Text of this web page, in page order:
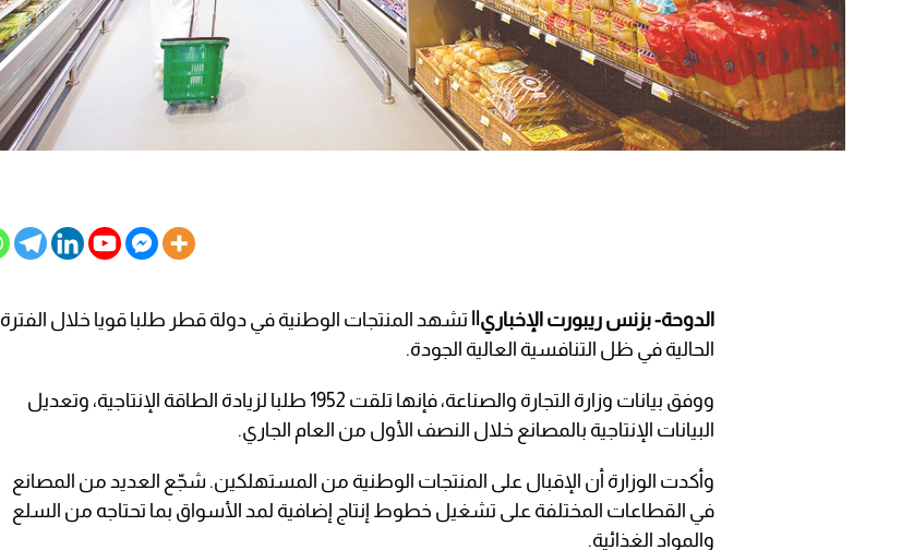
الدوحة- بزنس ريبورت الإخباري|| تشهد المنتجات الوطنية في دولة قطر طلبا قويا خلال الفترة
الحالية في ظل التنافسية العالية الجودة.
ووفق بيانات وزارة التجارة والصناعة، فإنها تلقت 1952 طلبا لزيادة الطاقة الإنتاجية، وتعديل
البيانات الإنتاجية بالمصانع خلال النصف الأول من العام الجاري.
وأكدت الوزارة أن الإقبال على المنتجات الوطنية من المستهلكين. شجّع العديد من المصانع
في القطاعات المختلفة على تشغيل خطوط إنتاج إضافية لمد الأسواق بما تحتاجه من السلع
والمواد الغذائية.